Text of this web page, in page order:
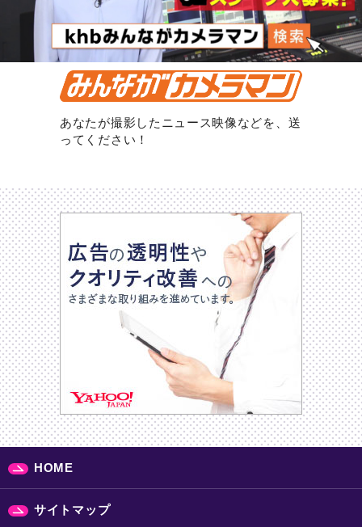
あなたが撮影したニュース映像などを、送
ってください！
HOME
サイトマップ